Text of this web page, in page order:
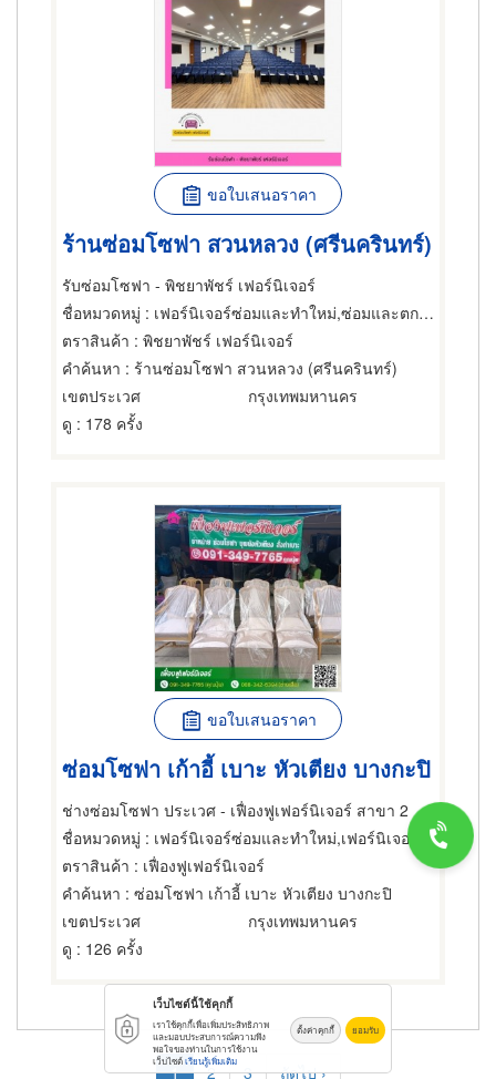
ขอใบเสนอราคา
ร้านซ่อมโซฟา สวนหลวง (ศรีนครินทร์)
รับซ่อมโซฟา - พิชยาพัชร์ เฟอร์นิเจอร์
ชื่อหมวดหมู่ : เฟอร์นิเจอร์ซ่อมและทำใหม่,ซ่อมและตกแต่งเฟอร์นิเจอร์และอุปกรณ์สำนักงาน,ซ่อมและตกแต่งเฟอร์นิเจอร์และอุปกรณ์สำนักงาน
ตราสินค้า : พิชยาพัชร์ เฟอร์นิเจอร์
คำค้นหา : ร้านซ่อมโซฟา สวนหลวง (ศรีนครินทร์)
เขตประเวศ
กรุงเทพมหานคร
ดู : 178 ครั้ง
ขอใบเสนอราคา
ซ่อมโซฟา เก้าอี้ เบาะ หัวเตียง บางกะปิ
ช่างซ่อมโซฟา ประเวศ - เฟื่องฟูเฟอร์นิเจอร์ สาขา 2
ชื่อหมวดหมู่ : เฟอร์นิเจอร์ซ่อมและทำใหม่,เฟอร์นิเจอร์ซ่อมและทำใหม่,เฟอร์นิเจอร์ซ่อมและทำใหม่
ตราสินค้า : เฟื่องฟูเฟอร์นิเจอร์
คำค้นหา : ซ่อมโซฟา เก้าอี้ เบาะ หัวเตียง บางกะปิ
เขตประเวศ
กรุงเทพมหานคร
ดู : 126 ครั้ง
Current
1 Page
2 Page
3 Next
ถัดไป ›
เว็บไซต์นี้ใช้คุกกี้
เราใช้คุกกี้เพื่อเพิ่มประสิทธิภาพ
และมอบประสบการณ์ความพึง
พอใจของท่านในการใช้งาน
เว็บไซต์เรียนรู้เพิ่มเติม
ตั้งค่าคุกกี้ ยอมรับ